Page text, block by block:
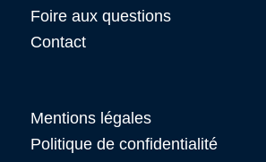
Foire aux questions
Contact
Mentions légales
Politique de confidentialité